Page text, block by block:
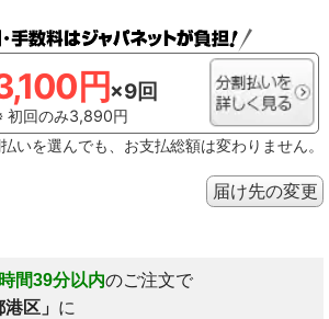
円×9回
初回のみ3,890円
いを選んでも、お支払総額は変わりません。
間39分以内のご注文で
港区」 に
届け先の変更